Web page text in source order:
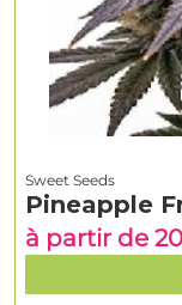
Sweet Seeds
Pineapple
à partir de